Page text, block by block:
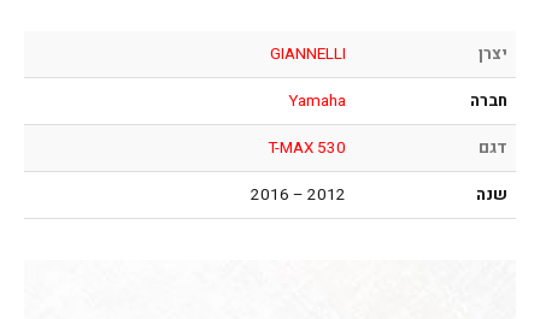
יצרן
GIANNELLI
חברה
Yamaha
דגם
T-MAX 530
שנה
2012 – 2016